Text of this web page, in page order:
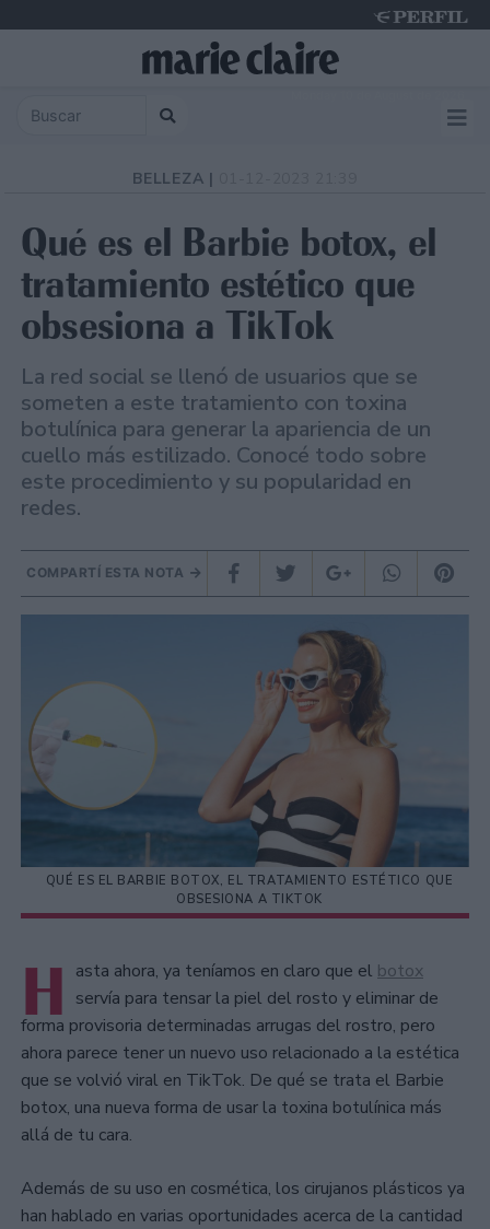
BELLEZA |
Qué es el Barbie botox, el
tratamiento estético que
obsesiona a TikTok
La red social se llenó de usuarios que se
someten a este tratamiento con toxina
botulínica para generar la apariencia de un
cuello más estilizado. Conocé todo sobre
este procedimiento y su popularidad en
redes.
COMPARTÍ ESTA NOTA
QUÉ ES EL BARBIE BOTOX, EL TRATAMIENTO ESTÉTICO QUE
OBSESIONA A TIKTOK
H asta ahora, ya teníamos en claro que el botox
servía para tensar la piel del rosto y eliminar de
forma provisoria determinadas arrugas del rostro, pero
ahora parece tener un nuevo uso relacionado a la estética
que se volvió viral en TikTok. De qué se trata el Barbie
botox, una nueva forma de usar la toxina botulínica más
allá de tu cara.
Además de su uso en cosmética, los cirujanos plásticos ya
han hablado en varias oportunidades acerca de la cantidad